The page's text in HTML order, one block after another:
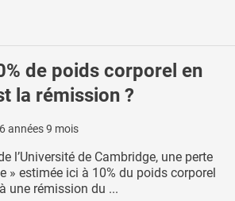
de poids corporel en
la rémission ?
6 années 9 mois
l’Université de Cambridge, une perte
» estimée ici à 10% du poids corporel
une rémission du ...